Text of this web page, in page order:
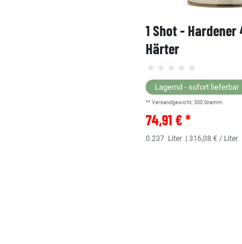
1 Shot - Hardener
Härter
Lagernd - sofort lieferbar
** Versandgewicht: 300 Gramm.
74,91 € *
0.237 Liter | 316,08 € / Liter